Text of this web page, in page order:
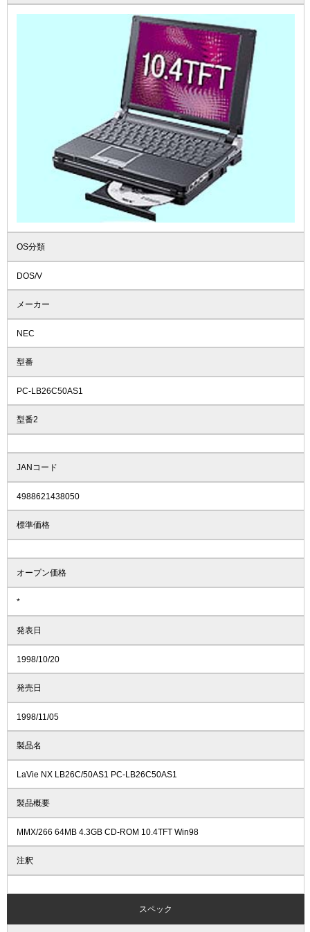
OS分類
DOS/V
メーカー
NEC
型番
PC-LB26C50AS1
型番2
JANコード
4988621438050
標準価格
オープン価格
*
発表日
1998/10/20
発売日
1998/11/05
製品名
LaVie NX LB26C/50AS1 PC-LB26C50AS1
製品概要
MMX/266 64MB 4.3GB CD-ROM 10.4TFT Win98
注釈
スペック